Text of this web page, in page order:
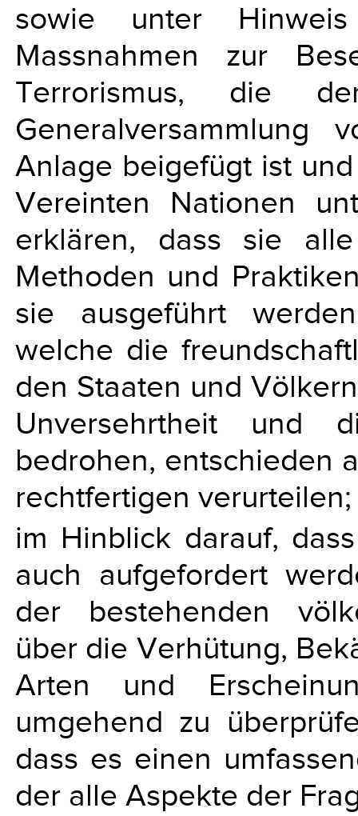
sowie unter
Massnahmen zur
Terrorismus, die
Anlage beigefügt ist
Vereinten Nationen
erklären, dass sie
Methoden und
sie ausgeführt
welche die
den Staaten und
Unversehrtheit und
bedrohen, entschieden
rechtfertigen verurteilen;
im Hinblick darauf,
auch aufgefordert
der bestehenden
über die Verhütung,
Arten und
umgehend zu
dass es einen
der alle Aspekte der